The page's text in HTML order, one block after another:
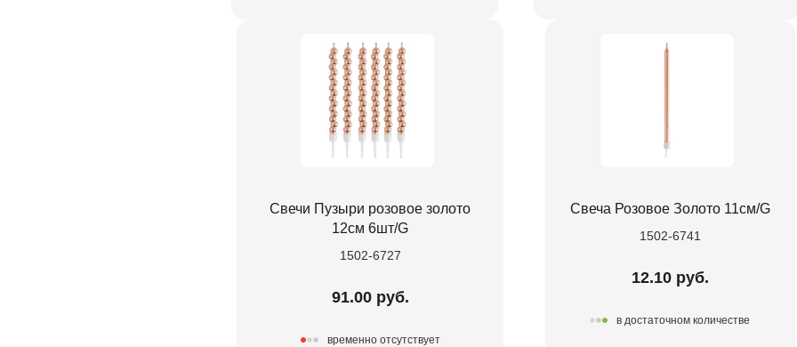
Свечи Пузыри розовое золото
12см 6шт/G
1502-6727
91.00 руб.
временно отсутствует
Свеча Розовое Золото 11см/G
1502-6741
12.10 руб.
в достаточном количестве